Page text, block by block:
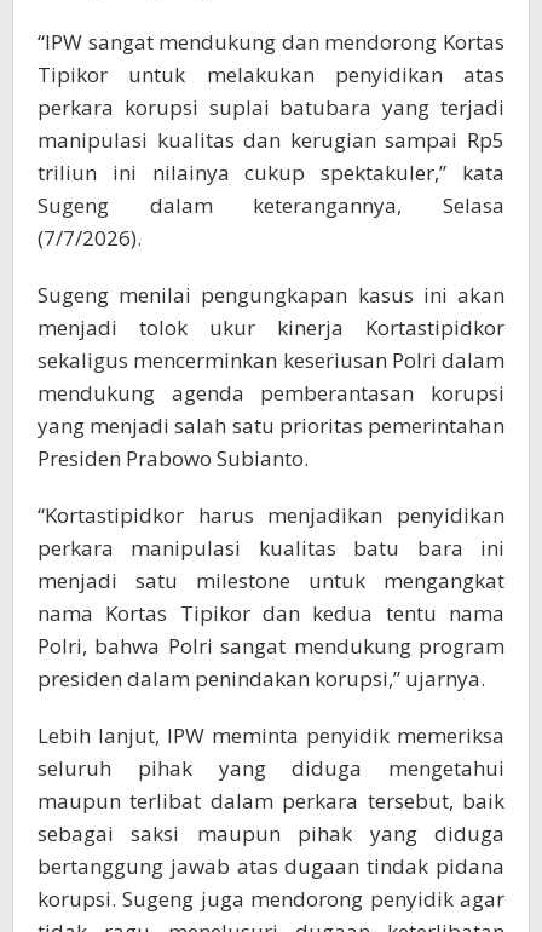
“IPW sangat mendukung dan mendorong Kortas
Tipikor untuk melakukan penyidikan atas
perkara korupsi suplai batubara yang terjadi
manipulasi kualitas dan kerugian sampai Rp5
triliun ini nilainya cukup spektakuler,” kata
Sugeng dalam keterangannya, Selasa
(7/7/2026).
Sugeng menilai pengungkapan kasus ini akan
menjadi tolok ukur kinerja Kortastipidkor
sekaligus mencerminkan keseriusan Polri dalam
mendukung agenda pemberantasan korupsi
yang menjadi salah satu prioritas pemerintahan
Presiden Prabowo Subianto.
“Kortastipidkor harus menjadikan penyidikan
perkara manipulasi kualitas batu bara ini
menjadi satu milestone untuk mengangkat
nama Kortas Tipikor dan kedua tentu nama
Polri, bahwa Polri sangat mendukung program
presiden dalam penindakan korupsi,” ujarnya.
Lebih lanjut, IPW meminta penyidik memeriksa
seluruh pihak yang diduga mengetahui
maupun terlibat dalam perkara tersebut, baik
sebagai saksi maupun pihak yang diduga
bertanggung jawab atas dugaan tindak pidana
korupsi. Sugeng juga mendorong penyidik agar